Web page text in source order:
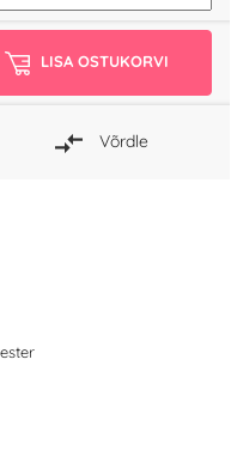
LISA OSTUKORVI
Võrdle